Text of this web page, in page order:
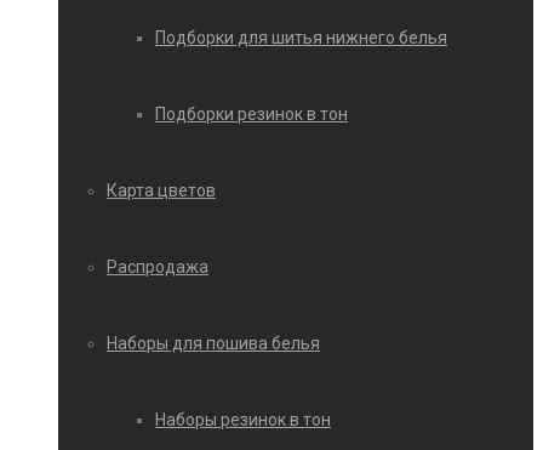
Подборки для шитья нижнего белья
Подборки резинок в тон
Карта цветов
Распродажа
Наборы для пошива белья
Наборы резинок в тон